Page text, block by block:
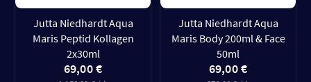
Jutta Niedhardt Aqua
Maris Peptid Kollagen
2x30ml
69,00 €
Jutta Niedhardt Aqua
Maris Body 200ml & Face
50ml
69,00 €